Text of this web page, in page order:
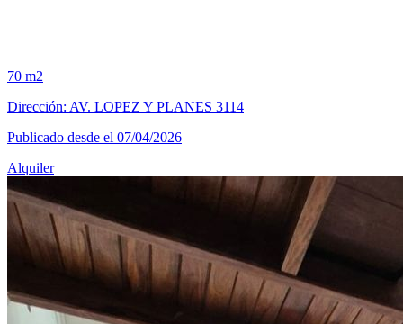
70 m2
Dirección: AV. LOPEZ Y PLANES 3114
Publicado desde el 07/04/2026
Alquiler